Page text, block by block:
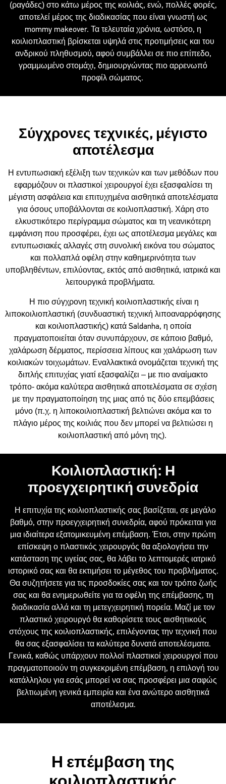
(ραγάδες) στο κάτω μέρος της κοιλιάς, ενώ, πολλές φορές,
αποτελεί μέρος της διαδικασίας που είναι γνωστή ως
mommy makeover. Τα τελευταία χρόνια, ωστόσο, η
κοιλιοπλαστική βρίσκεται υψηλά στις προτιμήσεις και του
ανδρικού πληθυσμού, αφού συμβάλλει σε πιο επίπεδο,
γραμμωμένο στομάχι, δημιουργώντας πιο αρρενωπό
προφίλ σώματος.
Σύγχρονες τεχνικές, μέγιστο
αποτέλεσμα
Η εντυπωσιακή εξέλιξη των τεχνικών και των μεθόδων που
εφαρμόζουν οι πλαστικοί χειρουργοί έχει εξασφαλίσει τη
μέγιστη ασφάλεια και επιτυχημένα αισθητικά αποτελέσματα
για όσους υποβάλλονται σε κοιλιοπλαστική. Χάρη στο
ελκυστικότερο περίγραμμα σώματος και τη νεανικότερη
εμφάνιση που προσφέρει, έχει ως αποτέλεσμα μεγάλες και
εντυπωσιακές αλλαγές στη συνολική εικόνα του σώματος
και πολλαπλά οφέλη στην καθημερινότητα των
υποβληθέντων, επιλύοντας, εκτός από αισθητικά, ιατρικά και
λειτουργικά προβλήματα.
Η πιο σύγχρονη τεχνική κοιλιοπλαστικής είναι η
λιποκοιλιοπλαστική (συνδυαστική τεχνική λιποαναρρόφησης
και κοιλιοπλαστικής) κατά Saldanha, η οποία
πραγματοποιείται όταν συνυπάρχουν, σε κάποιο βαθμό,
χαλάρωση δέρματος, περίσσεια λίπους και χαλάρωση των
κοιλιακών τοιχωμάτων. Εναλλακτικά ονομάζεται τεχνική της
διπλής επιτυχίας γιατί εξασφαλίζει – με πιο αναίμακτο
τρόπο- ακόμα καλύτερα αισθητικά αποτελέσματα σε σχέση
με την πραγματοποίηση της μιας από τις δύο επεμβάσεις
μόνο (π.χ. η λιποκοιλιοπλαστική βελτιώνει ακόμα και το
πλάγιο μέρος της κοιλιάς που δεν μπορεί να βελτιώσει η
κοιλιοπλαστική από μόνη της).
Κοιλιοπλαστική: Η
προεγχειρητική συνεδρία
Η επιτυχία της κοιλιοπλαστικής σας βασίζεται, σε μεγάλο
βαθμό, στην προεγχειρητική συνεδρία, αφού πρόκειται για
μια ιδιαίτερα εξατομικευμένη επέμβαση. Έτσι, στην πρώτη
επίσκεψη ο πλαστικός χειρουργός θα αξιολογήσει την
κατάσταση της υγείας σας, θα λάβει το λεπτομερές ιατρικό
ιστορικό σας και θα εκτιμήσει το μέγεθος του προβλήματος.
Θα συζητήσετε για τις προσδοκίες σας και τον τρόπο ζωής
σας και θα ενημερωθείτε για τα οφέλη της επέμβασης, τη
διαδικασία αλλά και τη μετεγχειρητική πορεία. Μαζί με τον
πλαστικό χειρουργό θα καθορίσετε τους αισθητικούς
στόχους της κοιλιοπλαστικής, επιλέγοντας την τεχνική που
θα σας εξασφαλίσει τα καλύτερα δυνατά αποτελέσματα.
Γενικά, καθώς υπάρχουν πολλοί πλαστικοί χειρουργοί που
πραγματοποιούν τη συγκεκριμένη επέμβαση, η επιλογή του
κατάλληλου για εσάς μπορεί να σας προσφέρει μια σαφώς
βελτιωμένη γενικά εμπειρία και ένα ανώτερο αισθητικά
αποτέλεσμα.
Η επέμβαση της